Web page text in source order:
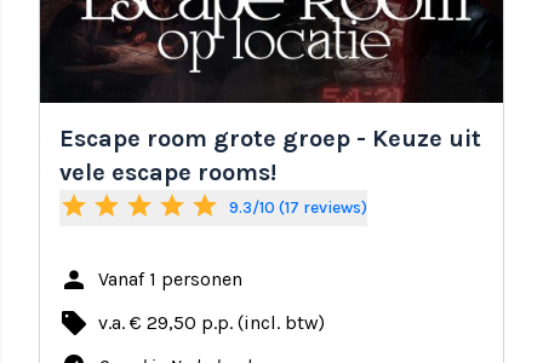
Escape room grote groep - Keuze uit
vele escape rooms!
star star star star star 9.3/10 (17 reviews)
person Vanaf 1 personen
local_offer v.a. € 29,50 p.p. (incl. btw)